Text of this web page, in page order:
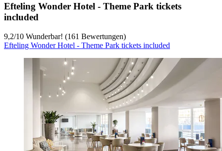
Efteling Wonder Hotel - Theme Park tickets
included
9,2/10 Wunderbar! (161 Bewertungen)
Efteling Wonder Hotel - Theme Park tickets included